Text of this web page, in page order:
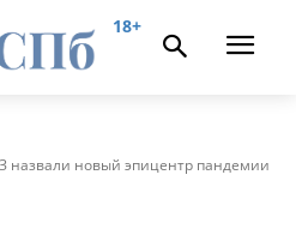
18+
назвали новый эпицентр пандемии